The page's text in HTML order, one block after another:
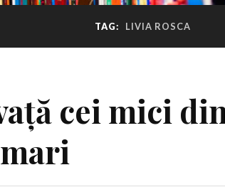
TAG: LIVIA ROSCA
cei mici